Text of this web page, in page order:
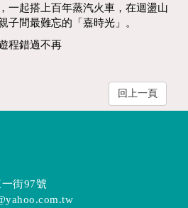
一起搭上百年蒸汽火車，在迴盪山
子間最難忘的「嘉時光」。
程錯過不再
回上一頁
街97號